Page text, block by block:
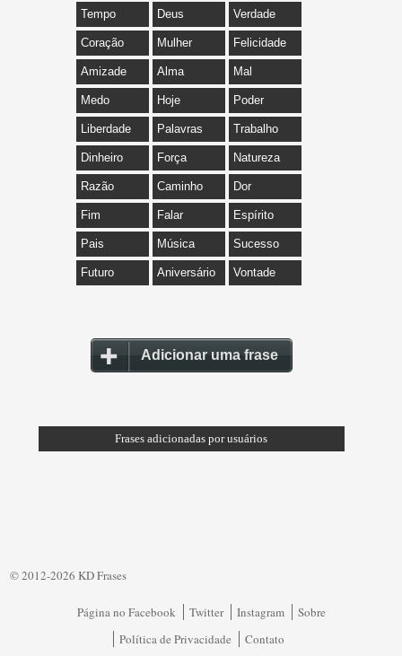
Tempo Deus Verdade
Coração Mulher Felicidade
Amizade Alma Mal
Medo Hoje Poder
Liberdade Palavras Trabalho
Dinheiro Força Natureza
Razão Caminho Dor
Fim Falar Espírito
Pais Música Sucesso
Futuro Aniversário Vontade
Adicionar uma frase
Frases adicionadas por usuários
© 2012-2026 KD Frases
Página no Facebook Twitter Instagram
Sobre
Política de Privacidade
Contato